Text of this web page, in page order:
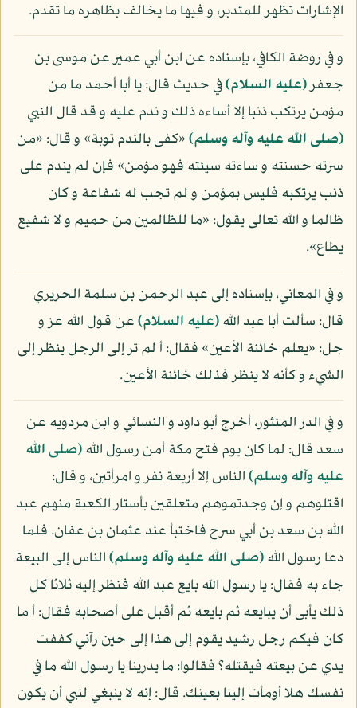
الإشارات تظهر للمتدبر، و فيها ما يخالف بظاهره ما تقدم.
و في روضة الكافي، بإسناده عن ابن أبي عمير عن موسى بن
جعفر(عليه السلام)في حديث قال: يا أبا أحمد ما من
مؤمن يرتكب ذنبا إلا أساءه ذلك و ندم عليه و قد قال النبي
(صلى الله عليه وآله وسلم)«كفى بالندم توبة» و قال: «من
سرته حسنته و ساءته سيئته فهو مؤمن» فإن لم يندم على
ذنب يرتكبه فليس بمؤمن و لم تجب له شفاعة و كان
ظالما و الله تعالى يقول: «ما للظالمين من حميم و لا شفيع
يطاع».
و في المعاني، بإسناده إلى عبد الرحمن بن سلمة الحريري
قال: سألت أبا عبد الله(عليه السلام)عن قول الله عز و
جل: «يعلم خائنة الأعين» فقال: أ لم تر إلى الرجل ينظر إلى
الشيء و كأنه لا ينظر فذلك خائنة الأعين.
و في الدر المنثور، أخرج أبو داود و النسائي و ابن مردويه عن
سعد قال: لما كان يوم فتح مكة أمن رسول الله(صلى الله
عليه وآله وسلم)الناس إلا أربعة نفر و امرأتين، و قال:
اقتلوهم و إن وجدتموهم متعلقين بأستار الكعبة منهم عبد
الله بن سعد بن أبي سرح فاختبأ عند عثمان بن عفان. فلما
دعا رسول الله(صلى الله عليه وآله وسلم)الناس إلى البيعة
جاء به فقال: يا رسول الله بايع عبد الله فنظر إليه ثلاثا كل
ذلك يأبى أن يبايعه ثم بايعه ثم أقبل على أصحابه فقال: أ ما
كان فيكم رجل رشيد يقوم إلى هذا إلى حين رآني كففت
يدي عن بيعته فيقتله؟ فقالوا: ما يدرينا يا رسول الله ما في
نفسك هلا أومأت إلينا بعينك. قال: إنه لا ينبغي لنبي أن يكون